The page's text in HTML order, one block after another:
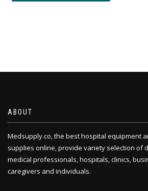
ABOUT
Medsupply.co, the best hospital equipment
supplies online, provide variety selection of
medical professionals, hospitals, clinics,
caregivers and individuals.